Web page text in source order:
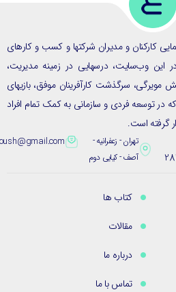
راهنمایی کارکنان و مدیران شرکتها و کسب و کارهای
درسهایی در زمینه مدیریت،
سرگذشت کارآفرینان موفق، بازیهای
فردی و سازمانی به کمک تمام افراد
است.
تهران - زعفرانیه -
آصف - کیایی دوم
eybpoush@gmail.com
کتاب ها
مقالات
درباره ما
تماس با ما